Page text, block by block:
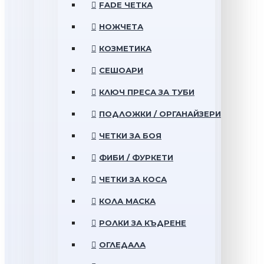
FADE ЧЕТКА
НОЖЧЕТА
КОЗМЕТИКА
СЕШОАРИ
КЛЮЧ ПРЕСА ЗА ТУБИ
ПОДЛОЖКИ / ОРГАНАЙЗЕРИ
ЧЕТКИ ЗА БОЯ
ФИБИ / ФУРКЕТИ
ЧЕТКИ ЗА КОСА
КОЛА МАСКА
РОЛКИ ЗА КЪДРЕНЕ
ОГЛЕДАЛА